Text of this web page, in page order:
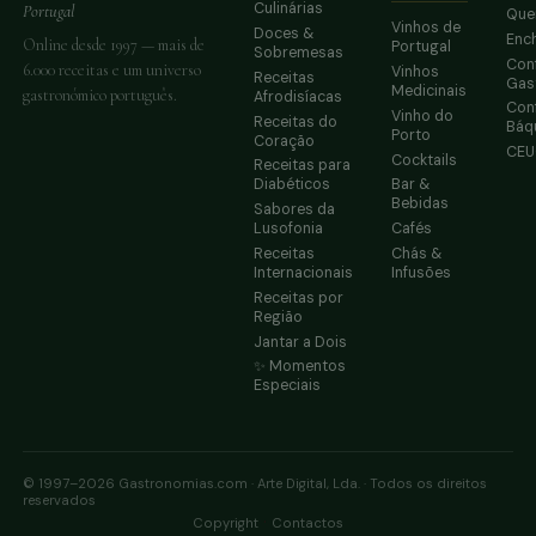
Portugal
Online desde 1997 — mais de
6.000 receitas e um universo
gastronómico português.
Culinárias
Doces &
Sobremesas
Receitas
Afrodisíacas
Receitas do
Coração
Receitas para
Diabéticos
Sabores da
Lusofonia
Receitas
Internacionais
Receitas por
Região
Jantar a Dois
✨ Momentos
Especiais
Vinhos de
Portugal
Vinhos
Medicinais
Vinho do
Porto
Cocktails
Bar &
Bebidas
Cafés
Chás &
Infusões
© 1997–2026 Gastronomias.com · Arte Digital, Lda. · Todos os direitos
reservados
Copyright
Contactos